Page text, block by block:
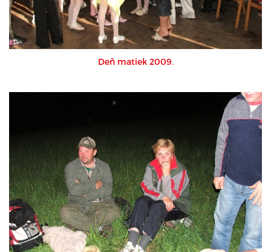
Deň matiek 2009.